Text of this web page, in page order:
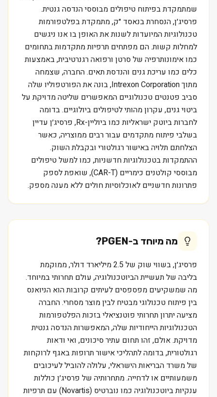
שמתמקדת בפיתוח טיפולים מבוססי הנדסה גנטית.
פרסיג׳ן, הנסחרת בנאסד ״ק, מתמקדת בפלטפורמות
טכנולוגיות המיועדות לשנות את האופן בו אנו ניגשים
למחלות קשות. הם מפתחים תרפיות מתקדמות בתחומים
כמו אימונותרפיה של סרטן ורפואה רגנרטיבית, באמצעות
כלים כמו עריכת גנים והנדסת תאים. החברה, שצמחה
מתוך Intrexon Corporation, בונה את הפורטפוליו שלה
סביב פטנטים טכנולוגיים המאפשרים שליטה מדויקת על
ביטוי גנים, עקרון מהותי לטיפולים ביולוגיים. בדומה
לחברות ביוטק ישראליות כמו ביוליין-Rx, פרסיג׳ן עדיין
בשלבי פיתוח מתקדמים עבור רבים ממוצריה, כאשר
הצלחתם תלויה באישור רגולטורי ובקבלת השוק.
ההתמקדות בטכנולוגיות חדשניות, כמו למשל טיפולים
מבוססי קולטנים כימריים (CAR-T), שואפת לספק
פתרונות חדשניים לאוכלוסיות חולים ללא מענה מספק.
מה מיוחד ב-PGEN
?
פרסיג׳ן, בשווי שוק של 2.5 מיליארד דולר, ממוקמת
בליבה של תעשיית הביוטכנולוגיה, עולם תחרותי במיוחד.
מה שמשקיעים מפספסים לעיתים קרובות הוא הניואנס
בין פיתוח טכנולוגי מבטיח לבין מוצר מסחרי. החברה
מציעה יתרון תחרותי פוטנציאלי בזכות הפלטפורמות
הטכנולוגיות הייחודיות שלה, המאפשרות הנדסה גנטית
מדויקת. אולם, זהו תחום עתיר סיכונים, ואי ודאות
רגולטורית, בדומה לתהליכי אישור תרופות באגף לרוקחות
של משרד הבריאות הישראלי, עלולה להוביל לעיכובים
משמעותיים או לדחייה. מתחרותיה של פרסיג׳ן כוללות
ענקיות ביוטכנולוגיה כמו נוברטיס (Novartis) עם תרפיות